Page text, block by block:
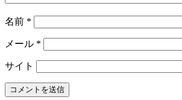
名前 *
メール *
サイト